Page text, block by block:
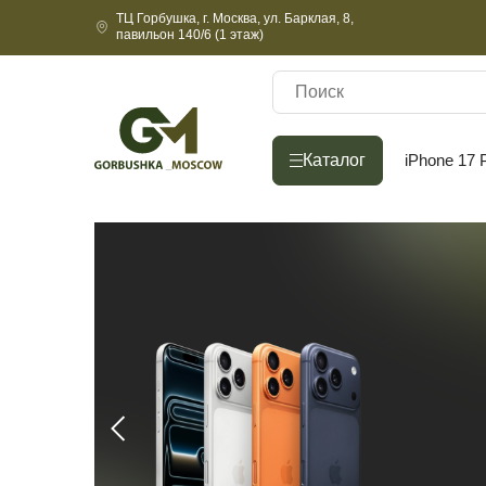
ТЦ Горбушка, г. Москва, ул. Барклая, 8,
павильон 140/6 (1 этаж)
Каталог iPhone 17